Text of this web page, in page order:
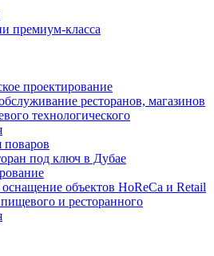
премиум-класса
проектирование
ресторанов, магазинов
технологического
поваров
под ключ в Дубае
объектов HoReCa и Retail
и ресторанного